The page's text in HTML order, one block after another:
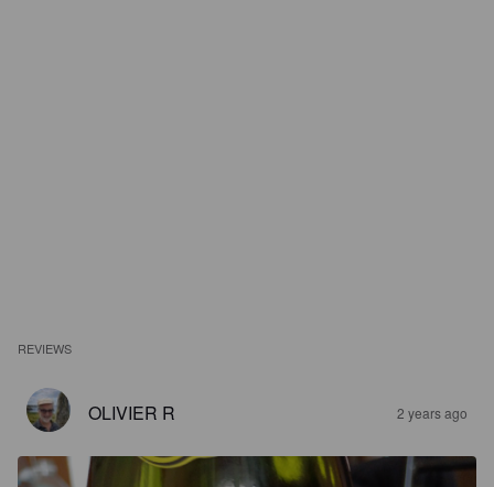
REVIEWS
OLIVIER R 2 years ago